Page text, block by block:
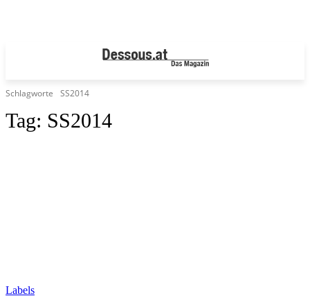
Schlagworte SS2014
Tag: SS2014
Labels